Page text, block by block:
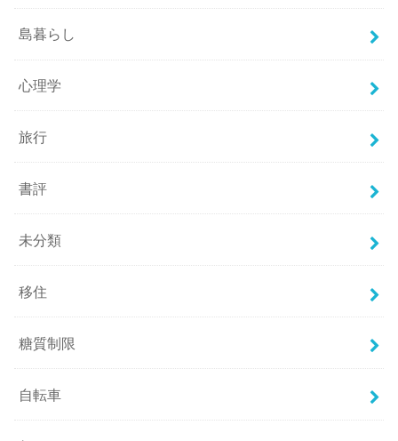
島暮らし
心理学
旅行
書評
未分類
移住
糖質制限
自転車